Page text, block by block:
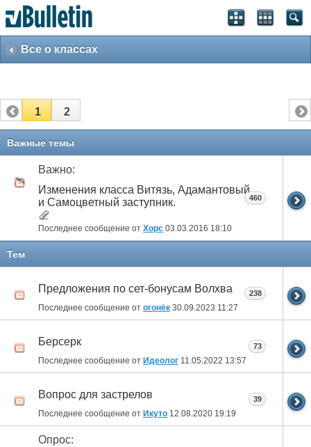
Все о классах
1 2
Важные темы
Важно:
Изменения класса Витязь, Адамантовый
и Самоцветный заступник.
Последнее сообщение от Xopc 03.03.2016 18:10
460
Тем
Предложения по сет-бонусам Волхва
Последнее сообщение от огонёк 30.09.2023 11:27
238
Берсерк
Последнее сообщение от Идеолог 11.05.2022 13:57
73
Вопрос для застрелов
Последнее сообщение от Икуто 12.08.2020 19:19
39
Опрос: